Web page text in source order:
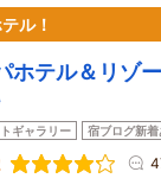
ル！
ホテル＆リゾ
ギャラリー 宿ブログ新着